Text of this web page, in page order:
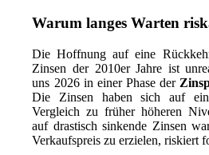
Warum langes Warten
Die Hoffnung auf eine
Zinsen der 2010er Jahre ist
uns 2026 in einer Phase der
Die Zinsen haben sich auf
Vergleich zu früher höheren
auf drastisch sinkende Zinsen
Verkaufspreis zu erzielen, riskiert